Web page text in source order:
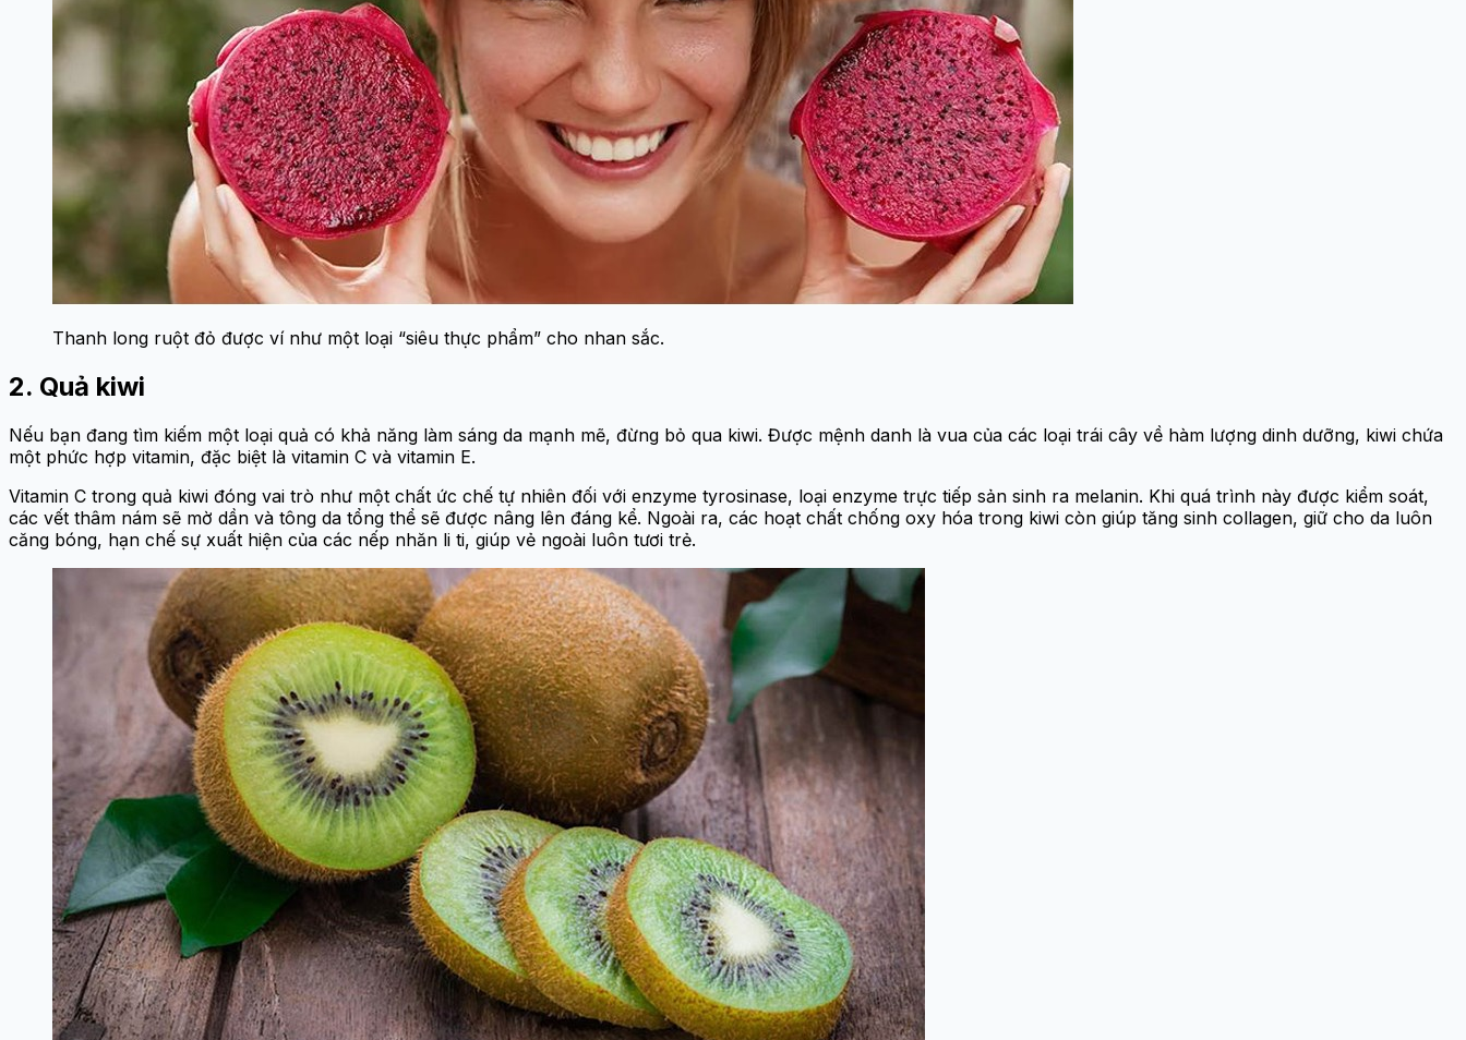
Thanh long ruột đỏ được ví như một loại “siêu thực phẩm” cho nhan sắc.
2. Quả kiwi
Nếu bạn đang tìm kiếm một loại quả có khả năng làm sáng da mạnh mẽ, đừng bỏ qua kiwi. Được mệnh danh là vua của các loại trái cây về hàm lượng dinh dưỡng, kiwi chứa
một phức hợp vitamin, đặc biệt là vitamin C và vitamin E.
Vitamin C trong quả kiwi đóng vai trò như một chất ức chế tự nhiên đối với enzyme tyrosinase, loại enzyme trực tiếp sản sinh ra melanin. Khi quá trình này được kiểm soát,
các vết thâm nám sẽ mờ dần và tông da tổng thể sẽ được nâng lên đáng kể. Ngoài ra, các hoạt chất chống oxy hóa trong kiwi còn giúp tăng sinh collagen, giữ cho da luôn
căng bóng, hạn chế sự xuất hiện của các nếp nhăn li ti, giúp vẻ ngoài luôn tươi trẻ.